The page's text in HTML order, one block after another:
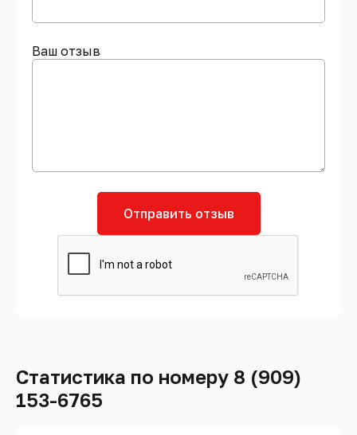
Ваш отзыв
Отправить отзыв
Статистика по номеру 8 (909)
153-6765